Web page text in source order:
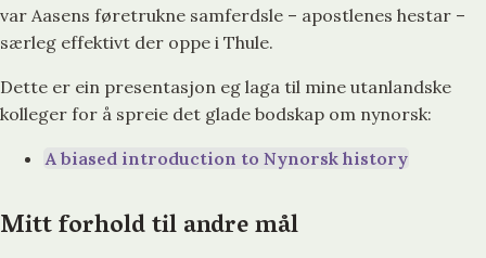
var Aasens føretrukne samferdsle – apostlenes hestar –
særleg effektivt der oppe i Thule.
Dette er ein presentasjon eg laga til mine utanlandske
kolleger for å spreie det glade bodskap om nynorsk:
A biased introduction to Nynorsk history
Mitt forhold til andre mål